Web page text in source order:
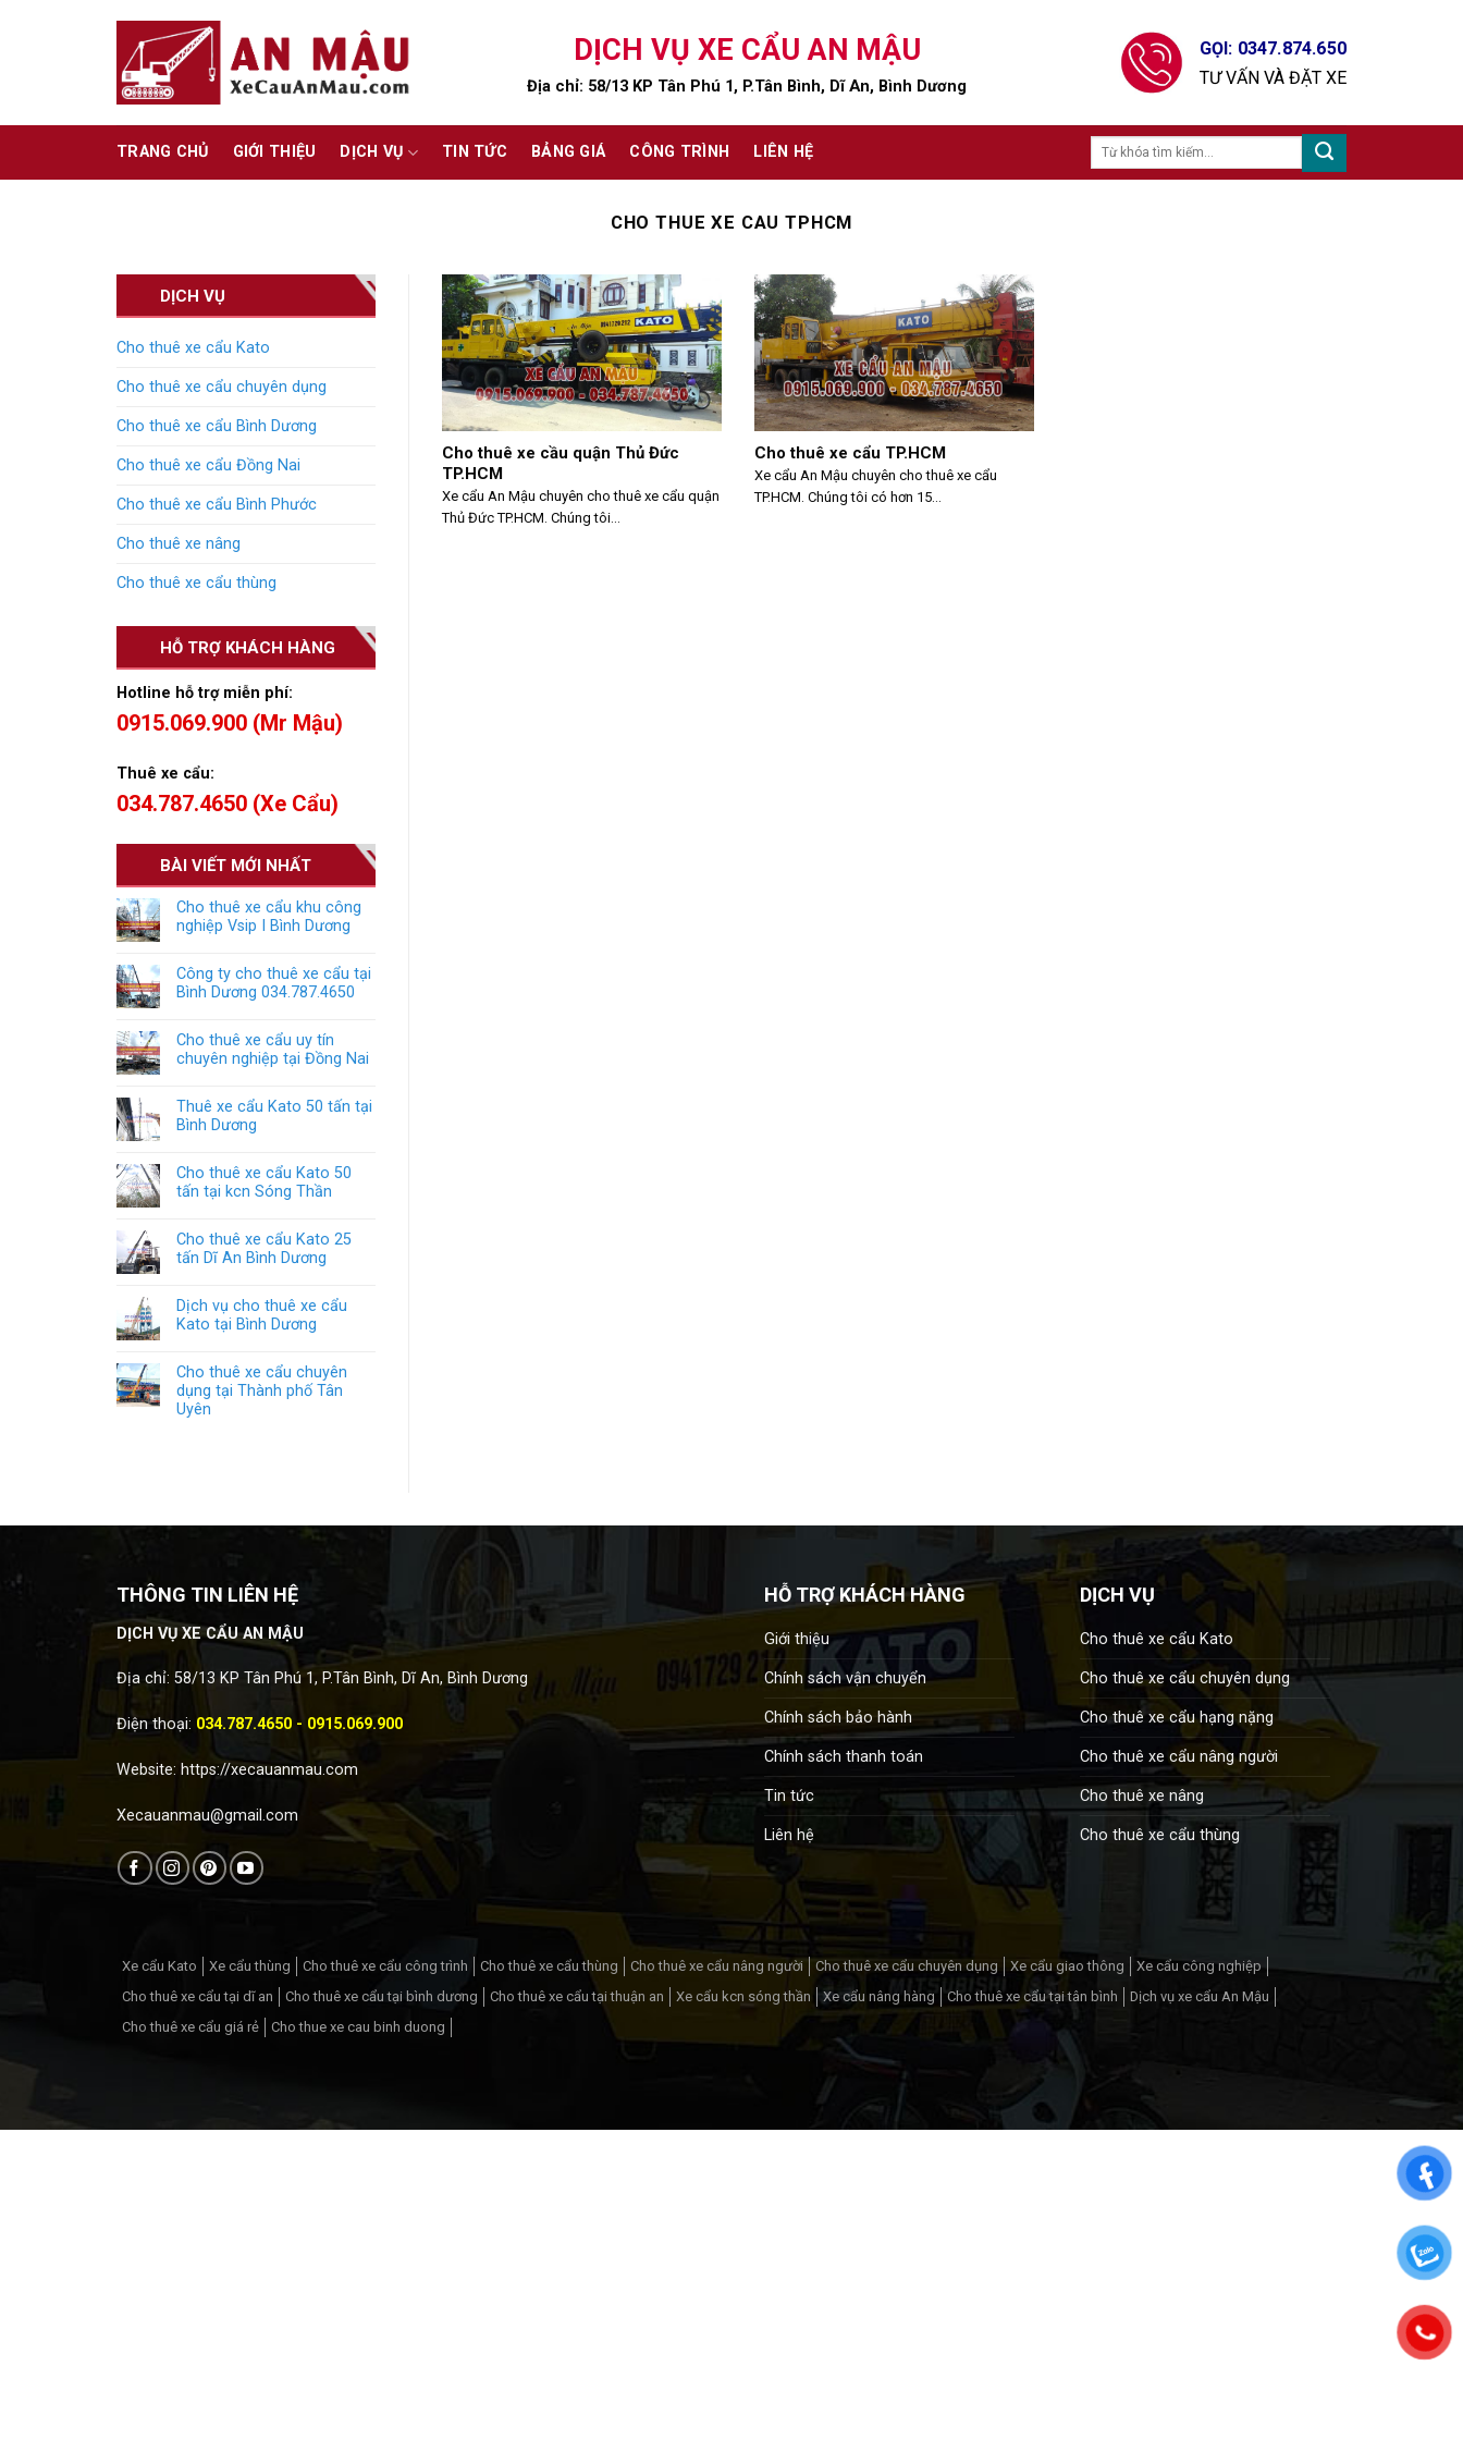
DỊCH VỤ XE CẨU AN MẬU
Địa chỉ: 58/13 KP Tân Phú 1, P.Tân Bình, Dĩ An, Bình Dương
GỌI: 0347.874.650
TƯ VẤN VÀ ĐẶT XE
TRANG CHỦ GIỚI THIỆU DỊCH VỤ TIN TỨC BẢNG GIÁ CÔNG TRÌNH LIÊN HỆ
CHO THUE XE CAU TPHCM
DỊCH VỤ
Cho thuê xe cẩu Kato
Cho thuê xe cẩu chuyên dụng
Cho thuê xe cẩu Bình Dương
Cho thuê xe cẩu Đồng Nai
Cho thuê xe cẩu Bình Phước
Cho thuê xe nâng
Cho thuê xe cẩu thùng
HỖ TRỢ KHÁCH HÀNG
Hotline hỗ trợ miễn phí:
0915.069.900 (Mr Mậu)
Thuê xe cẩu:
034.787.4650 (Xe Cẩu)
BÀI VIẾT MỚI NHẤT
Cho thuê xe cẩu khu công
nghiệp Vsip I Bình Dương
Công ty cho thuê xe cẩu tại
Bình Dương 034.787.4650
Cho thuê xe cẩu uy tín
chuyên nghiệp tại Đồng Nai
Thuê xe cẩu Kato 50 tấn tại
Bình Dương
Cho thuê xe cẩu Kato 50
tấn tại kcn Sóng Thần
Cho thuê xe cẩu Kato 25
tấn Dĩ An Bình Dương
Dịch vụ cho thuê xe cẩu
Kato tại Bình Dương
Cho thuê xe cẩu chuyên
dụng tại Thành phố Tân
Uyên
Cho thuê xe cầu quận Thủ Đức
TP.HCM
Xe cẩu An Mậu chuyên cho thuê xe cẩu quận
Thủ Đức TP.HCM. Chúng tôi...
Cho thuê xe cẩu TP.HCM
Xe cẩu An Mậu chuyên cho thuê xe cẩu
TP.HCM. Chúng tôi có hơn 15...
THÔNG TIN LIÊN HỆ
DỊCH VỤ XE CẨU AN MẬU
Địa chỉ: 58/13 KP Tân Phú 1, P.Tân Bình, Dĩ An, Bình Dương
Điện thoại: 034.787.4650 - 0915.069.900
Website: https://xecauanmau.com
Xecauanmau@gmail.com
HỖ TRỢ KHÁCH HÀNG
Giới thiệu
Chính sách vận chuyển
Chính sách bảo hành
Chính sách thanh toán
Tin tức
Liên hệ
DỊCH VỤ
Cho thuê xe cẩu Kato
Cho thuê xe cẩu chuyên dụng
Cho thuê xe cẩu hạng nặng
Cho thuê xe cẩu nâng người
Cho thuê xe nâng
Cho thuê xe cẩu thùng
Xe cẩu Kato Xe cẩu thùng Cho thuê xe cẩu công trình Cho thuê xe cẩu thùng Cho thuê xe cẩu nâng người Cho thuê xe cẩu chuyên dụng Xe cẩu giao thông
Xe cẩu công nghiệp
Cho thuê xe cẩu tại dĩ an
Cho thuê xe cẩu tại bình dương Cho thuê xe cẩu tại thuận an Xe cẩu kcn sóng thần Xe cẩu nâng hàng Cho thuê xe cẩu tại tân bình
Dịch vụ xe cẩu An Mậu
Cho thuê xe cẩu giá rẻ
Cho thue xe cau binh duong